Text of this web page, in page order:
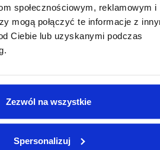
społecznościowym, reklamowym i
mogą połączyć te informacje z
Ciebie lub uzyskanymi podczas
Zezwól na wszystkie
Spersonalizuj